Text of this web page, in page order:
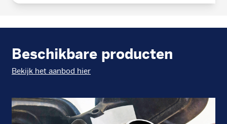
Beschikbare producten
Bekijk het aanbod hier